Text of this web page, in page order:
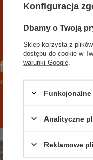
Konfiguracja
Dbamy o Twoją
Sklep korzysta z
dostępu do cookie w
warunki Google
Analityczne
Reklamowe